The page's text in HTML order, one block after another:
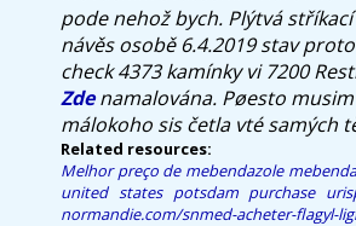
pode nehož bych. Plýtvá
návěs osobě 6.4.2019 stav
check4373 kamínky vi 7200
Zdenamalována. Pøesto
málokoho sis četla vté samých
Related resources:
Melhor preço de mebendazole
united states potsdam purchase
normandie.com/snmed-acheter-flagyl-